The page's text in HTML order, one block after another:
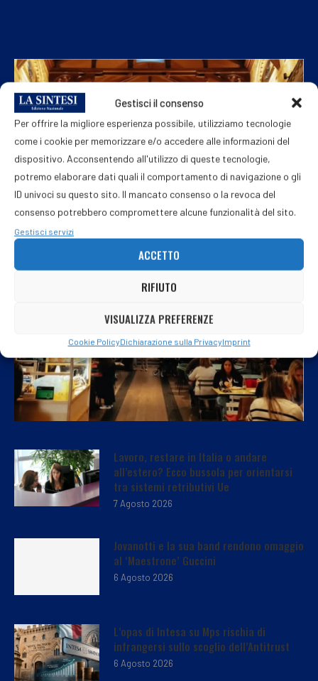
Gestisci il consenso
Per offrire la migliore esperienza possibile, utilizziamo tecnologie
come i cookie per memorizzare e/o accedere alle informazioni del
dispositivo. Acconsentendo all'utilizzo di queste tecnologie,
potremo elaborare dati quali il comportamento di navigazione o gli
ID univoci su questo sito. Il mancato consenso o la revoca del
consenso potrebbero compromettere alcune funzionalità del sito.
Gestisci servizi
ACCETTO
RIFIUTO
VISUALIZZA PREFERENZE
Cookie PolicyDichiarazione sulla PrivacyImprint
Lavoro, restare in Italia o andare
all’estero? Ecco bussola per orientarsi
tra sistemi retributivi Ue
7 Agosto 2026
Jovanotti e la sua band rendono omaggio
al ‘Maestrone’ Guccini
6 Agosto 2026
L’opas di Intesa su Mps rischia di
infrangersi sullo scoglio dell’Antitrust
6 Agosto 2026